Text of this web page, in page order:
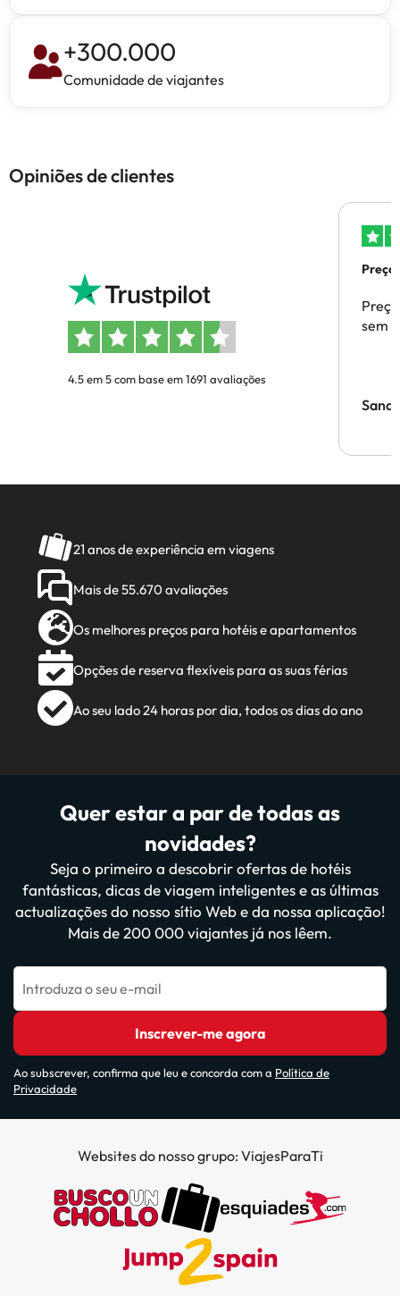
+300.000
Comunidade de viajantes
Opiniões de clientes
4.5 em 5 com base em 1691 avaliações
sem
21 anos de experiência em viagens
Mais de 55.670 avaliações
Os melhores preços para hotéis e apartamentos
Opções de reserva flexíveis para as suas férias
Ao seu lado 24 horas por dia, todos os dias do ano
Quer estar a par de todas as
novidades?
Seja o primeiro a descobrir ofertas de hotéis
fantásticas, dicas de viagem inteligentes e as últimas
actualizações do nosso sítio Web e da nossa aplicação!
Mais de 200 000 viajantes já nos lêem.
Introduza o seu e-mail
Inscrever-me agora
Ao subscrever, confirma que leu e concorda com a Política de
Privacidade
Websites do nosso grupo: ViajesParaTi